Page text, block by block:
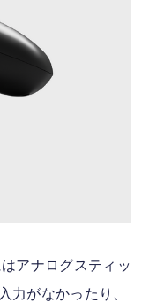
アナログスティッ
力がなかったり、